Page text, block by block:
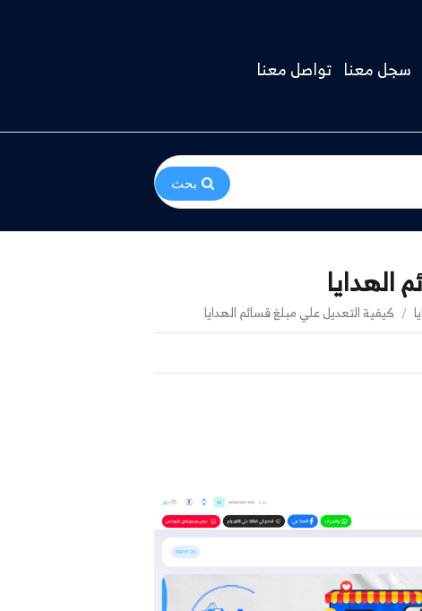
سجل معنا تواصل معنا
بحث
الهدايا
/ كيفية التعديل علي مبلغ قسائم الهدايا